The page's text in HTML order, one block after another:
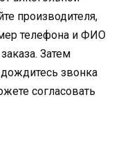
производителя,
телефона и ФИО
Затем
звонка
согласовать